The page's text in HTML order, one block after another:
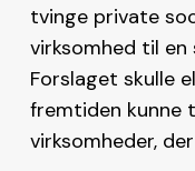
tvinge private
virksomhed til
Forslaget skulle
fremtiden kunne
virksomheder,